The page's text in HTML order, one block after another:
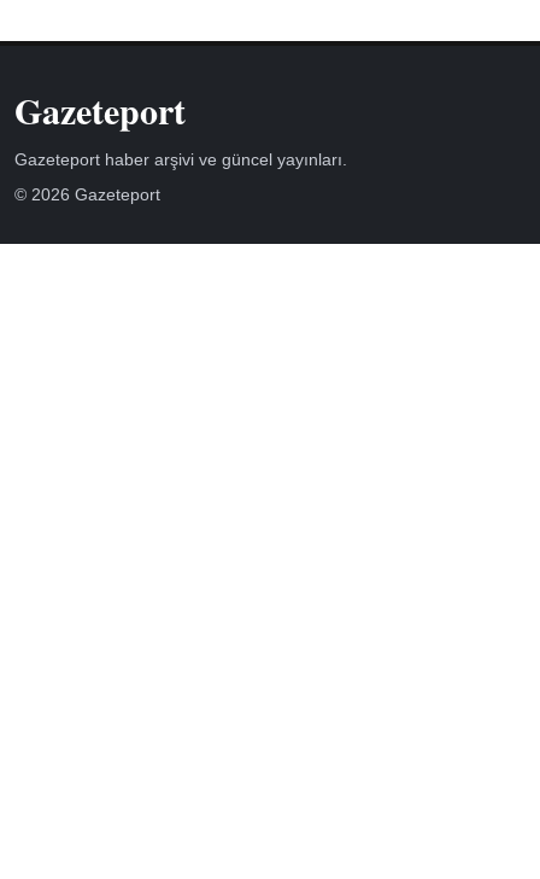
Gazeteport
Gazeteport haber arşivi ve güncel yayınları.
© 2026 Gazeteport